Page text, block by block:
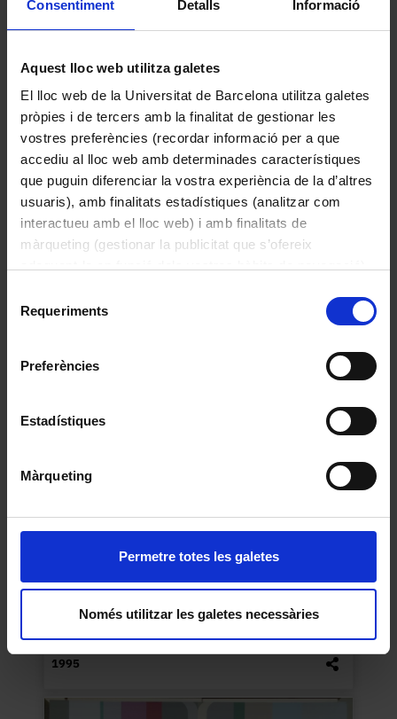
Consentiment Detalls Informació
Aquest lloc web utilitza galetes
El lloc web de la Universitat de Barcelona utilitza galetes
pròpies i de tercers amb la finalitat de gestionar les
vostres preferències (recordar informació per a que
accediu al lloc web amb determinades característiques
que puguin diferenciar la vostra experiència de la d’altres
usuaris), amb finalitats estadístiques (analitzar com
interactueu amb el lloc web) i amb finalitats de
màrqueting (gestionar la publicitat que s’ofereix
consultar laPolítica de galetes del lloc web de la
Requeriments
Preferències
Estadístiques
Màrqueting
Permetre totes les galetes
Només utilitzar les galetes necessàries
Sole F, Felipe
Explica-me-la
Esmatjes Mompó, Maria Lluïsa
1995